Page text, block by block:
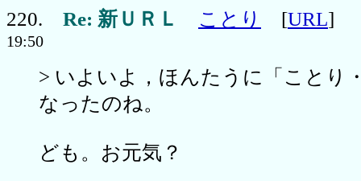
220. Re: 新ＵＲＬ ことり [URL
19:50
> いよいよ，ほんたうに「ことり
なったのね。
ども。お元気？